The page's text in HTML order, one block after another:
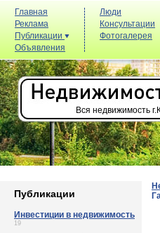
Главная
Реклама
Публикации
Объявления
Люди
Консультации
Фотогалерея
Вся недвижимость
Публикации
Инвестиции в недвижимость
19